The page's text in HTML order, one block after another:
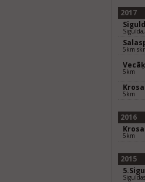
2017
5km
5km
5km
2016
5km
2015